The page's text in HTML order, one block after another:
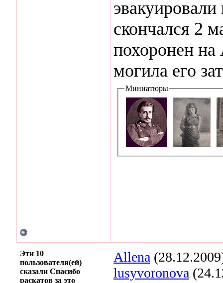
скончался 2
похоронен
могила его
Миниатюры
Эти 10
пользователя(ей)
сказали Спасибо
раскатов за это
Allena
lusyvoronova